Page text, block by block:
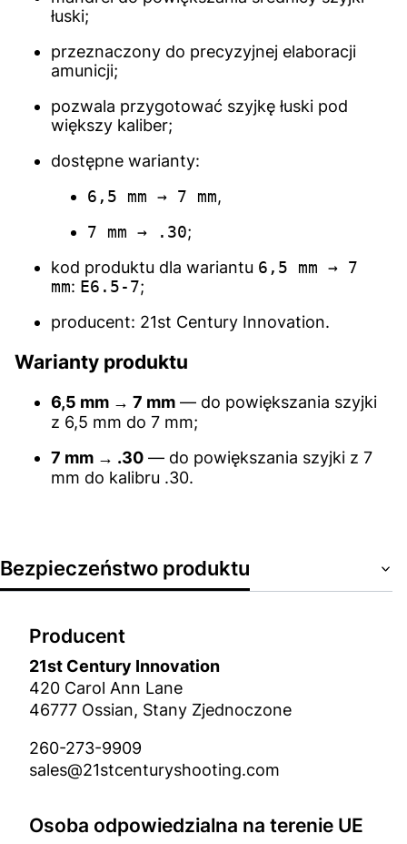
łuski;
przeznaczony do precyzyjnej elaboracji
amunicji;
pozwala przygotować szyjkę łuski pod
większy kaliber;
dostępne warianty:
6,5 mm → 7 mm,
7 mm → .30;
kod produktu dla wariantu 6,5 mm → 7
mm: E6.5-7;
producent: 21st Century Innovation.
Warianty produktu
6,5 mm → 7 mm — do powiększania szyjki
z 6,5 mm do 7 mm;
7 mm → .30 — do powiększania szyjki z 7
mm do kalibru .30.
Bezpieczeństwo produktu
Producent
21st Century Innovation
420 Carol Ann Lane
46777 Ossian, Stany Zjednoczone
260-273-9909
sales@21stcenturyshooting.com
Osoba odpowiedzialna na terenie UE